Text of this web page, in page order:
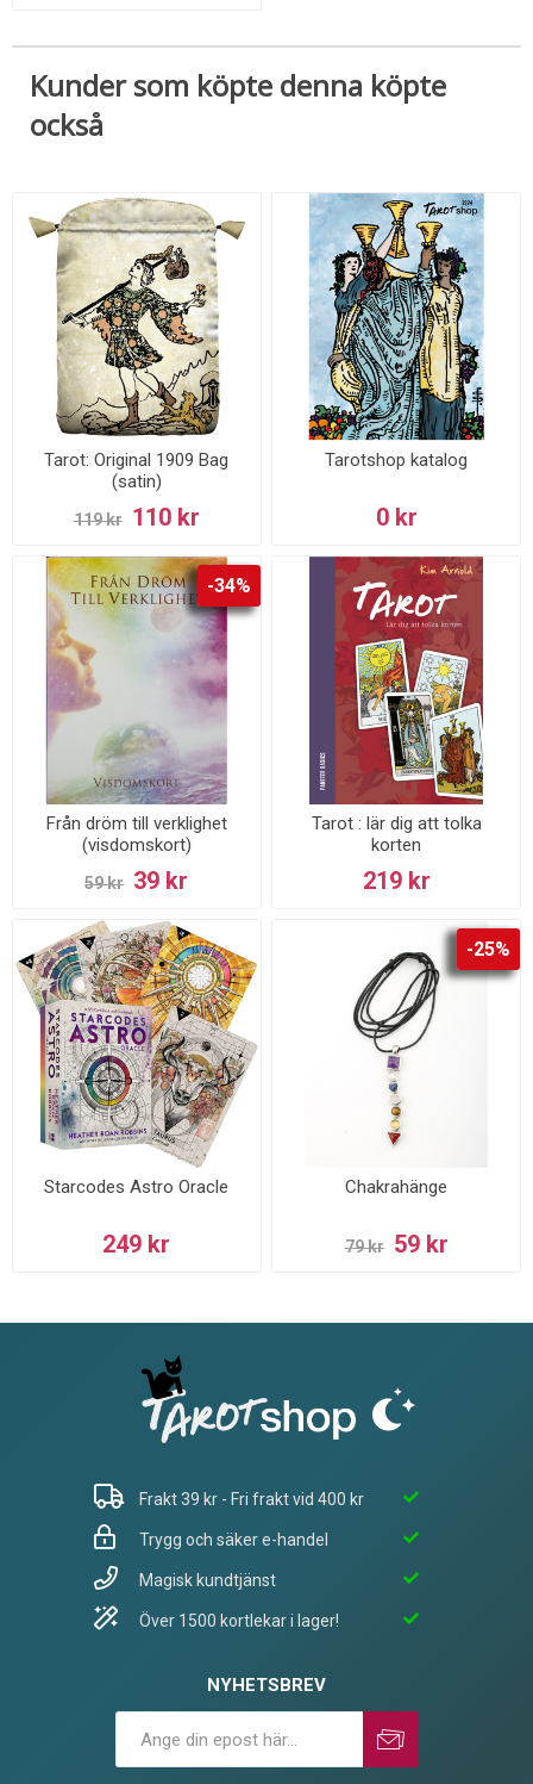
Kunder som köpte denna köpte
också
Tarot: Original 1909 Bag
(satin)
119 kr 110 kr
Tarotshop katalog
0 kr
-34%
Från dröm till verklighet
(visdomskort)
59 kr 39 kr
Tarot : lär dig att tolka
korten
219 kr
Starcodes Astro Oracle
249 kr
-25%
Chakrahänge
79 kr 59 kr
Frakt 39 kr - Fri frakt vid 400 kr
Trygg och säker e-handel
Magisk kundtjänst
Över 1500 kortlekar i lager!
NYHETSBREV